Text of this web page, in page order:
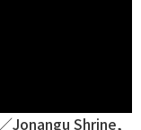
Jonangu Shrine,